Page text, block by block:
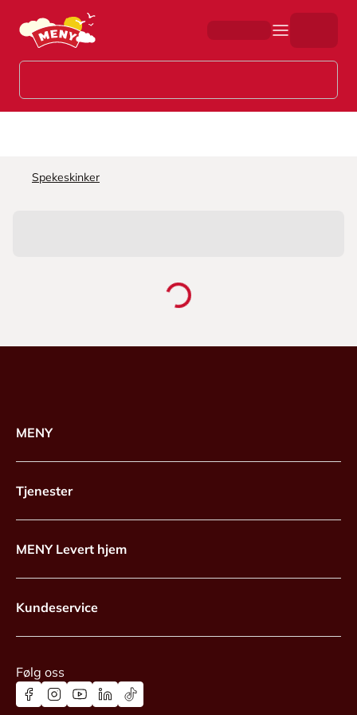
Hopp til hovedinnhold
Spekeskinker
MENY
Tjenester
MENY Levert hjem
Kundeservice
Følg oss